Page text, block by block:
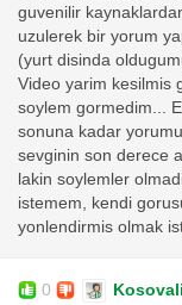
guvenilir
uzulerek bir yorum
(yurt disinda
Video yarim kesilmis
soylem gormedim...
sonuna kadar
sevginin son derece
lakin soylemler
istemem, kendi
yonlendirmis olmak
0